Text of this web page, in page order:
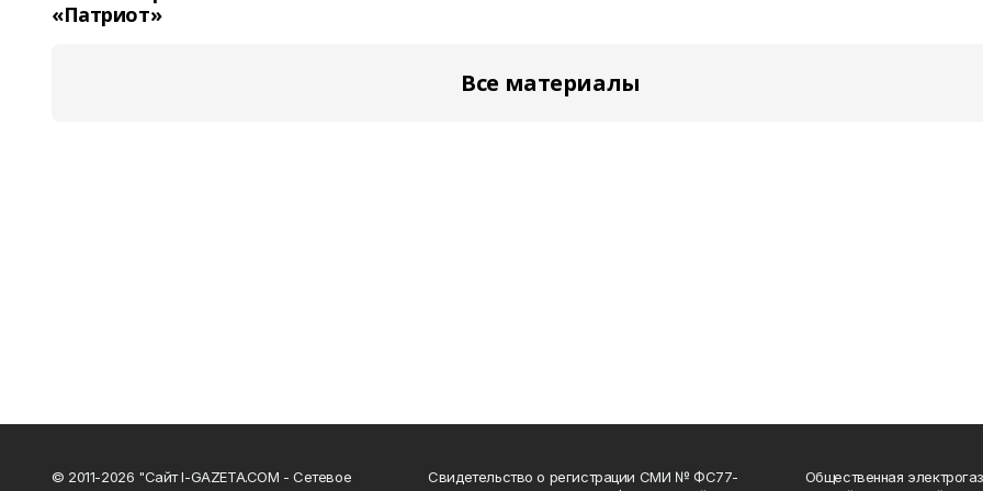
«Патриот»
Все материалы
© 2011-2026 "Сайт I-GAZETA.COM - Сетевое
Свидетельство о регистрации СМИ № ФС77-
Общественная